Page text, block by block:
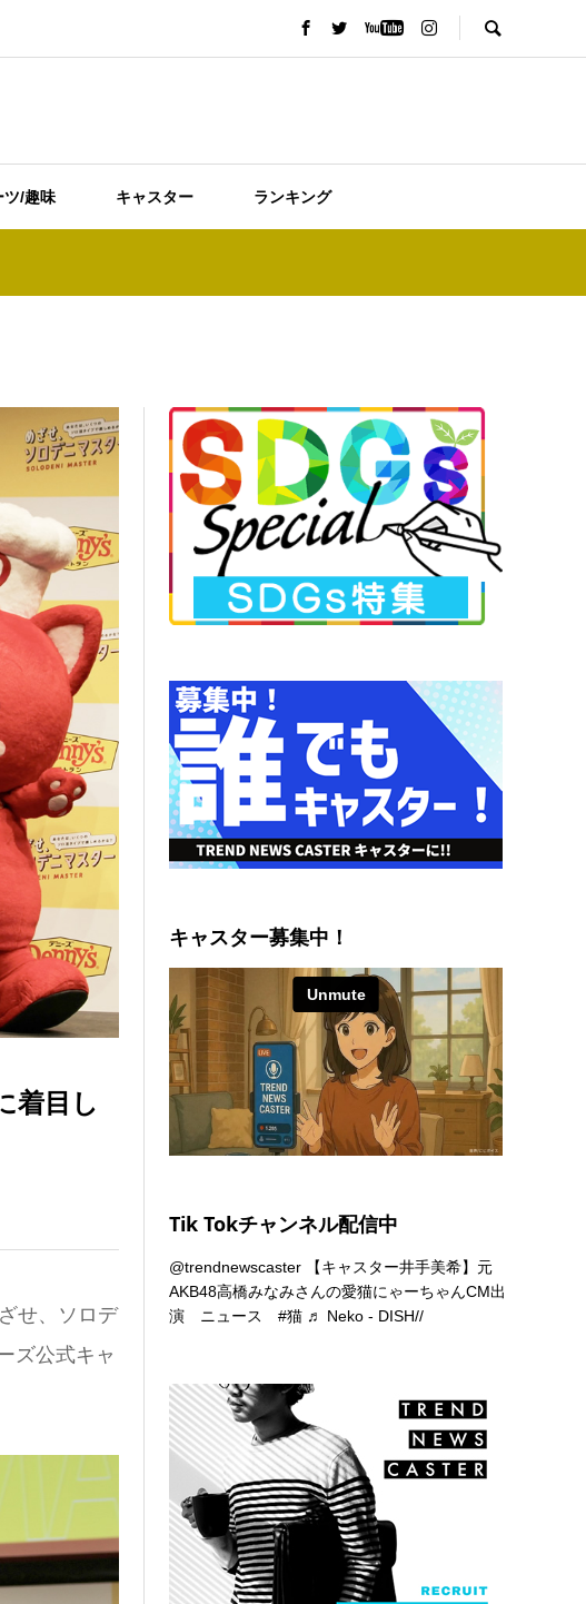
ツ/趣味 キャスター ランキング
着目し
せ、ソロデ
ズ公式キャ
キャスター募集中！
Tik Tokチャンネル配信中
@trendnewscaster 【キャスター井手美希】元
AKB48高橋みなみさんの愛猫にゃーちゃんCM出
演 ニュース#猫 ♬ Neko - DISH//